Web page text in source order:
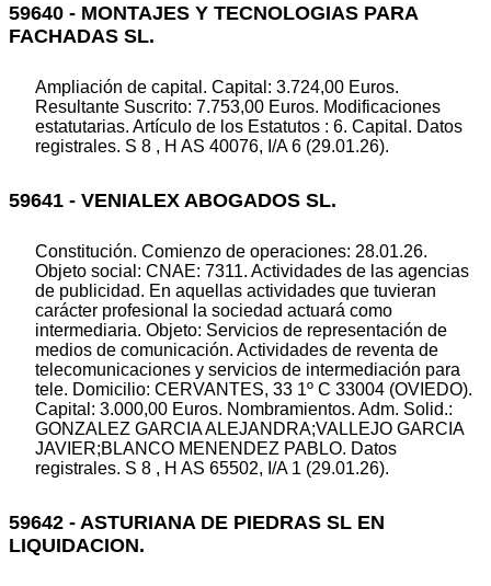
59640 - MONTAJES Y TECNOLOGIAS PARA
FACHADAS SL.
Ampliación de capital. Capital: 3.724,00 Euros.
Resultante Suscrito: 7.753,00 Euros. Modificaciones
estatutarias. Artículo de los Estatutos : 6. Capital. Datos
registrales. S 8 , H AS 40076, I/A 6 (29.01.26).
59641 - VENIALEX ABOGADOS SL.
Constitución. Comienzo de operaciones: 28.01.26.
Objeto social: CNAE: 7311. Actividades de las agencias
de publicidad. En aquellas actividades que tuvieran
carácter profesional la sociedad actuará como
intermediaria. Objeto: Servicios de representación de
medios de comunicación. Actividades de reventa de
telecomunicaciones y servicios de intermediación para
tele. Domicilio: CERVANTES, 33 1º C 33004 (OVIEDO).
Capital: 3.000,00 Euros. Nombramientos. Adm. Solid.:
GONZALEZ GARCIA ALEJANDRA;VALLEJO GARCIA
JAVIER;BLANCO MENENDEZ PABLO. Datos
registrales. S 8 , H AS 65502, I/A 1 (29.01.26).
59642 - ASTURIANA DE PIEDRAS SL EN
LIQUIDACION.